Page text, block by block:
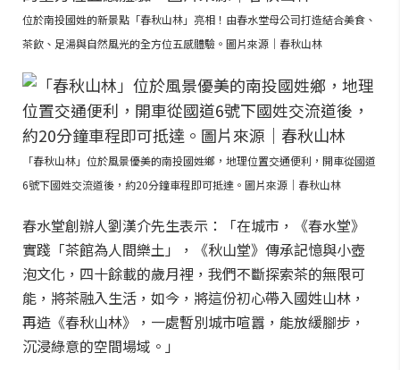
位於南投國姓的新景點「春秋山林」亮相！由春水堂母公司打造結合美食、
茶飲、足湯與自然風光的全方位五感體驗。圖片來源｜春秋山林
「春秋山林」位於風景優美的南投國姓鄉，地理位置交通便利，開車從國道
6號下國姓交流道後，約20分鐘車程即可抵達。圖片來源｜春秋山林
春水堂創辦人劉漢介先生表示：「在城市，《春水堂》
實踐「茶館為人間樂土」，《秋山堂》傳承記憶與小壺
泡文化，四十餘載的歲月裡，我們不斷探索茶的無限可
能，將茶融入生活，如今，將這份初心帶入國姓山林，
再造《春秋山林》，一處暫別城市喧囂，能放緩腳步，
沉浸綠意的空間場域。」